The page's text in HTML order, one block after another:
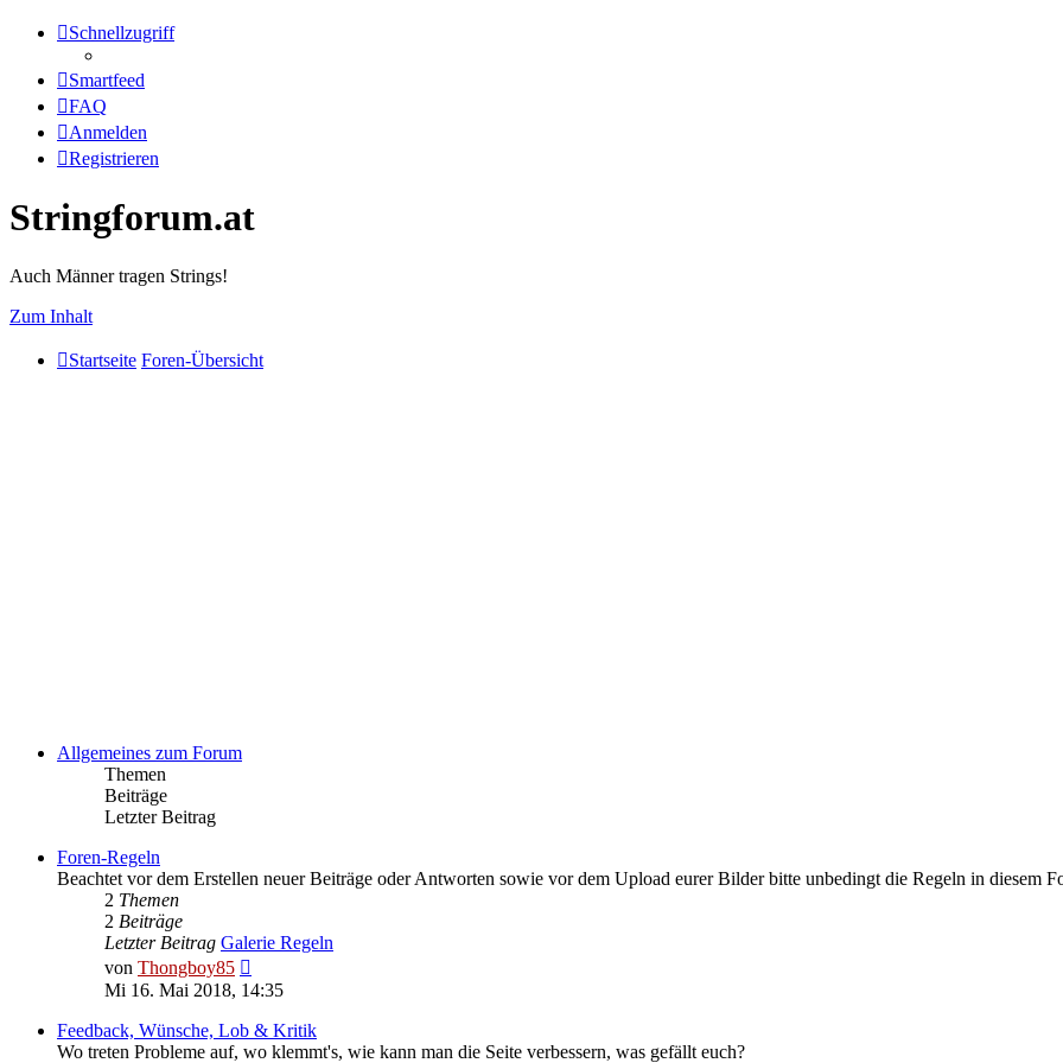
Schnellzugriff
Smartfeed
FAQ
Anmelden
Registrieren
Stringforum.at
Auch Männer tragen Strings!
Zum Inhalt
Startseite Foren-Übersicht
Allgemeines zum Forum
Themen
Beiträge
Letzter Beitrag
Foren-Regeln
Beachtet vor dem Erstellen neuer Beiträge oder Antworten sowie vor dem Upload eurer Bilder bitte unbedingt die Regeln in diesem
2 Themen
2 Beiträge
Letzter Beitrag Galerie Regeln
von Thongboy85
Beitrag
Mi 16. Mai 2018, 14:35
Feedback, Wünsche, Lob & Kritik
Wo treten Probleme auf, wo klemmt's, wie kann man die Seite verbessern, was gefällt euch?